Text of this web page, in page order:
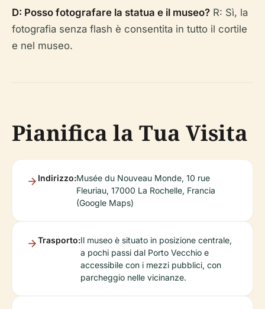
D: Posso fotografare la statua e il museo? R: Sì, la
fotografia senza flash è consentita in tutto il cortile
e nel museo.
Pianifica la Tua Visita
Indirizzo:Musée du Nouveau Monde, 10 rue
Fleuriau, 17000 La Rochelle, Francia
(Google Maps)
Trasporto:Il museo è situato in posizione centrale,
a pochi passi dal Porto Vecchio e
accessibile con i mezzi pubblici, con
parcheggio nelle vicinanze.